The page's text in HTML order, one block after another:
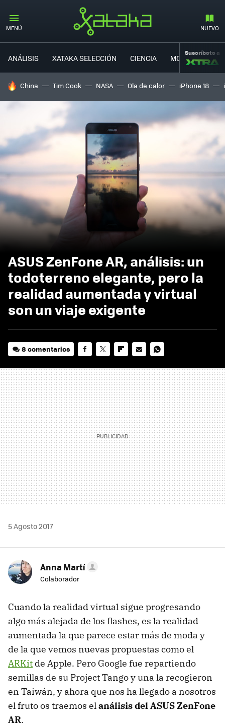
MENÚ NUEVO
ANÁLISIS XATAKA SELECCIÓN CIENCIA MOVILIDAD
Suscríbete a
HOY SE HABLA DE
China Tim Cook NASA Ola de calor iPhone 18
ASUS ZenFone AR, análisis: un
todoterreno elegante, pero la
realidad aumentada y virtual
son un viaje exigente
8 comentarios
MAIL
5 Agosto 2017
Anna Martí
Colaborador
Cuando la realidad virtual sigue progresando
algo más alejada de los flashes, es la realidad
aumentada la que parece estar más de moda y
de la que vemos nuevas propuestas como el
ARKit de Apple. Pero Google fue repartiendo
semillas de su Project Tango y una la recogieron
en Taiwán, y ahora que nos ha llegado a nosotros
el fruto os traemos elanálisis del ASUS ZenFone
AR.